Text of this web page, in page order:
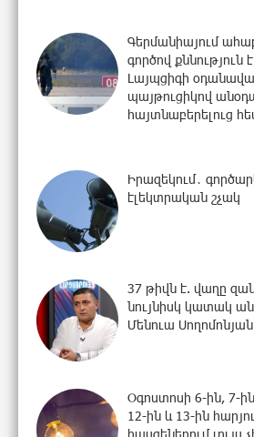
Գերմանիայում
գործով քննություն
Լայպցիգի
պայթուցիկով
հայտնաբերելուց
Իրազեկում․
էլեկտրական շչակ
37 թիվն է. վաղը
նույնիսկ կատակ
Մենուա Սողոմոնյան
Օգոստոսի 6-ին, 7-
12-ին և 13-ին
հասցեներում լույս